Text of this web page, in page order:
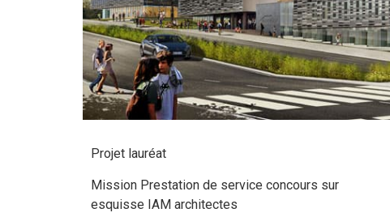
Projet lauréat
Mission Prestation de service concours sur
esquisse IAM architectes